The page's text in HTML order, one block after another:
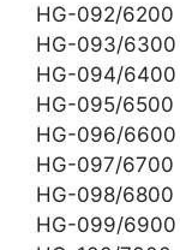
HG-092/6200
HG-093/6300
HG-094/6400
HG-095/6500
HG-096/6600
HG-097/6700
HG-098/6800
HG-099/6900